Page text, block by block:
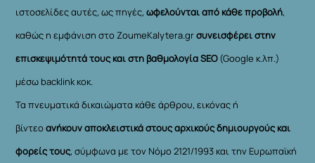
ιστοσελίδες αυτές, ως πηγές,ωφελούνται από κάθε προβολή,
καθώς η εμφάνιση στο ZoumeKalytera.grσυνεισφέρει στην
επισκεψιμότητά τους και στη βαθμολογία SEO(Google κ.λπ.)
μέσω backlink κοκ.
Τα πνευματικά δικαιώματα κάθε άρθρου, εικόνας ή
βίντεοανήκουν αποκλειστικά στους αρχικούς δημιουργούς και
φορείς τους, σύμφωνα με τον Νόμο 2121/1993 και την Ευρωπαϊκή